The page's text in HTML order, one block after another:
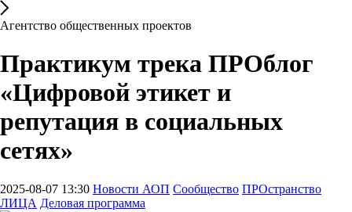
Агентство общественных проектов
Практикум трека ПРОблог
«Цифровой этикет и
репутация в социальных
сетях»
2025-08-07 13:30 Новости АОП Сообщество ПРОстранство
ЛИЦА Деловая программа